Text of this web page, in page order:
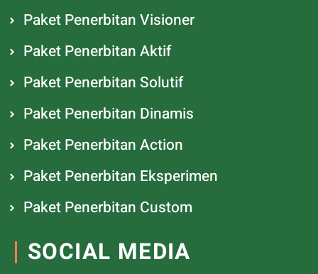
Paket Penerbitan Visioner
Paket Penerbitan Aktif
Paket Penerbitan Solutif
Paket Penerbitan Dinamis
Paket Penerbitan Action
Paket Penerbitan Eksperimen
Paket Penerbitan Custom
SOCIAL MEDIA